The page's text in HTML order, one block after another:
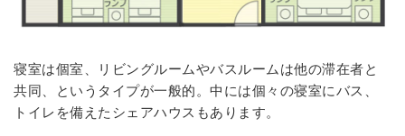
寝室は個室、リビングルームやバスルームは他の滞在者と
共同、というタイプが一般的。中には個々の寝室にバス、
トイレを備えたシェアハウスもあります。